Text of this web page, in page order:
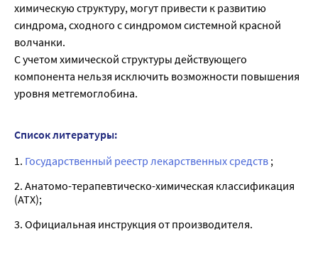
химическую структуру, могут привести к развитию
синдрома, сходного с синдромом системной красной
волчанки.
С учетом химической структуры действующего
компонента нельзя исключить возможности повышения
уровня метгемоглобина.
Список литературы:
1. Государственный реестр лекарственных средств ;
2. Анатомо-терапевтическо-химическая классификация
(ATX);
3. Официальная инструкция от производителя.